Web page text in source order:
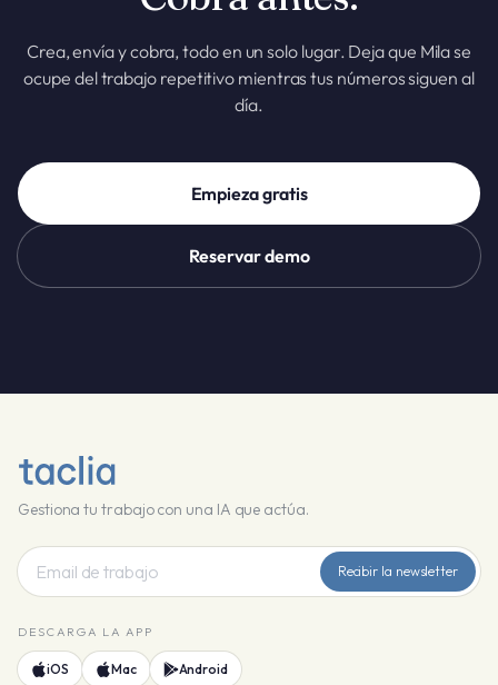
Crea, envía y cobra, todo en un solo lugar. Deja que Mila se
ocupe del trabajo repetitivo mientras tus números siguen al
día.
Empieza gratis
Reservar demo
Gestiona tu trabajo con una IA que actúa.
Recibir la newsletter
DESCARGA LA APP
iOS Mac Android